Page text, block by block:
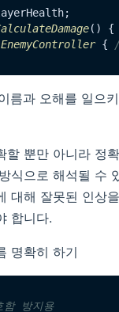
() {
EnemyController {
름과 오해를 일으
할 뿐만 아니라 정
식으로 해석될 수
대해 잘못된 인상
합니다.
명확히 하기
방지용